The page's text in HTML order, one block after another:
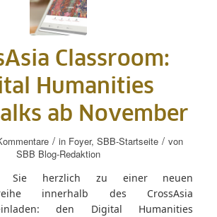
Classroom:
Humanities
ab November
/ in Foyer,SBB-Startseite / von
SBB Blog-Redaktion
Sie herzlich zu einer neuen
innerhalb des CrossAsia
den Digital Humanities